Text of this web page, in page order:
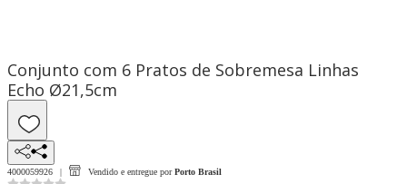
Conjunto com 6 Pratos de Sobremesa Linhas
Echo Ø21,5cm
4000059926 Vendido e entregue por Porto Brasil